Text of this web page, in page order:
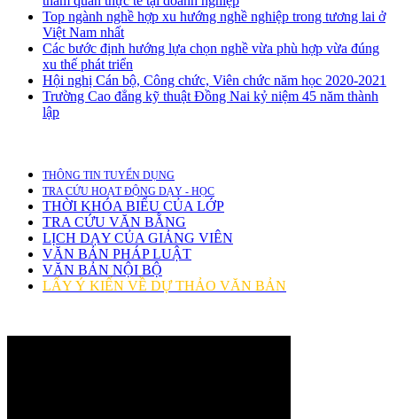
Top ngành nghề hợp xu hướng nghề nghiệp trong tương lai ở
Việt Nam nhất
Các bước định hướng lựa chọn nghề vừa phù hợp vừa đúng
xu thế phát triển
Hội nghị Cán bộ, Công chức, Viên chức năm học 2020-2021
Trường Cao đẳng kỹ thuật Đồng Nai kỷ niệm 45 năm thành
lập
THÔNG TIN TUYỂN DỤNG
TRA CỨU HOẠT ĐỘNG DẠY - HỌC
THỜI KHÓA BIỂU CỦA LỚP
TRA CỨU VĂN BẰNG
LỊCH DẠY CỦA GIẢNG VIÊN
VĂN BẢN PHÁP LUẬT
VĂN BẢN NỘI BỘ
LẤY Ý KIẾN VỀ DỰ THẢO VĂN BẢN